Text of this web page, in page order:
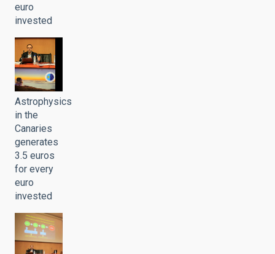
euro
invested
Astrophysics
in the
Canaries
generates
3.5 euros
for every
euro
invested